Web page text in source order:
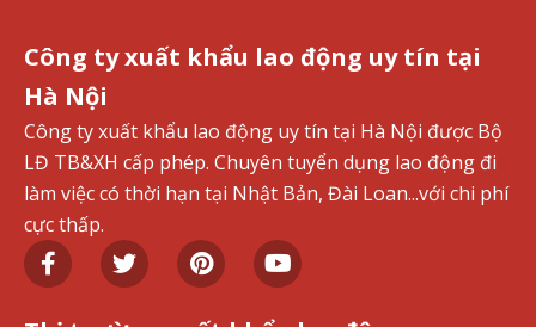
Công ty xuất khẩu lao động uy tín tại
Hà Nội
Công ty xuất khẩu lao động uy tín tại Hà Nội được Bộ
LĐ TB&XH cấp phép. Chuyên tuyển dụng lao động đi
làm việc có thời hạn tại Nhật Bản, Đài Loan...với chi phí
cực thấp.